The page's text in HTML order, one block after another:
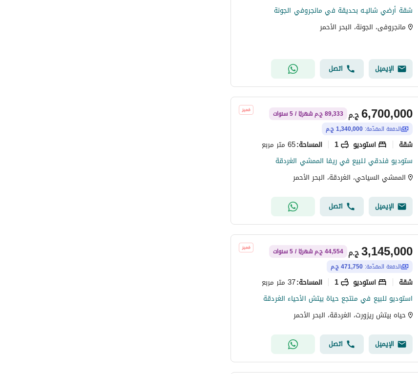
شقة أرضي شاليـه بحديقة في مانجروفي الجونة
مانجروفى، الجونة، البحر الأحمر
الإيميل اتصل
ج.م6,700,000
89,333 ج.م شهريًا / 5 سنوات
الدفعة المقدّمة: 1,340,000 ج.م
شقة استوديو 1 المساحة:65 متر مربع
ستوديو فندقي للبيع في ريفا الممشي الغردقة
الممشي السياحي، الغردقة، البحر الأحمر
الإيميل اتصل
ج.م3,145,000
44,554 ج.م شهريًا / 5 سنوات
الدفعة المقدّمة: 471,750 ج.م
شقة استوديو 1 المساحة:37 متر مربع
استوديو للبيع في منتجع حياة بيتش الأحياء الغردقة
حياه بيتش ريزورت، الغردقة، البحر الأحمر
الإيميل اتصل